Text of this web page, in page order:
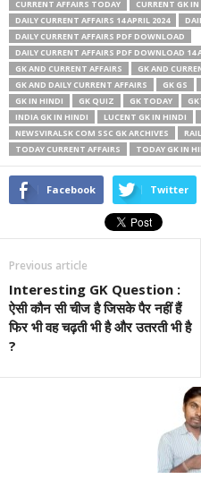
CURRENT AFFAIRS TODAY CURRENT GK
DAILY CURRENT AFFAIRS 14 APRIL 2024
DAILY CURRENT AFFAIRS PDF DOWNLOAD
DAILY CURRENT AFFAIRS PDF DOWNLOAD 14
GK AND CURRENT AFFAIRS
GK AND
GK AND DAILY CURRENT AFFAIRS
GK GS
GK IN HINDI
GK QUIZ GK TODAY
INDIA GK IN HINDI
LUCENT GK IN HINDI
NEWSVIRALSK COM SSC GK ARCHIVES
TODAY CURRENT AFFAIRS
TODAY GK IN
Facebook Twitter
Previous article
Interesting GK Question :
ऐसी कौन सी चीज है जिसके पैर नहीं हैं
फिर भी वह चढ़ती भी है और उतरती भी है
?